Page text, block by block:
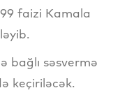
faizi Kamala
bağlı səsvermə
keçiriləcək.